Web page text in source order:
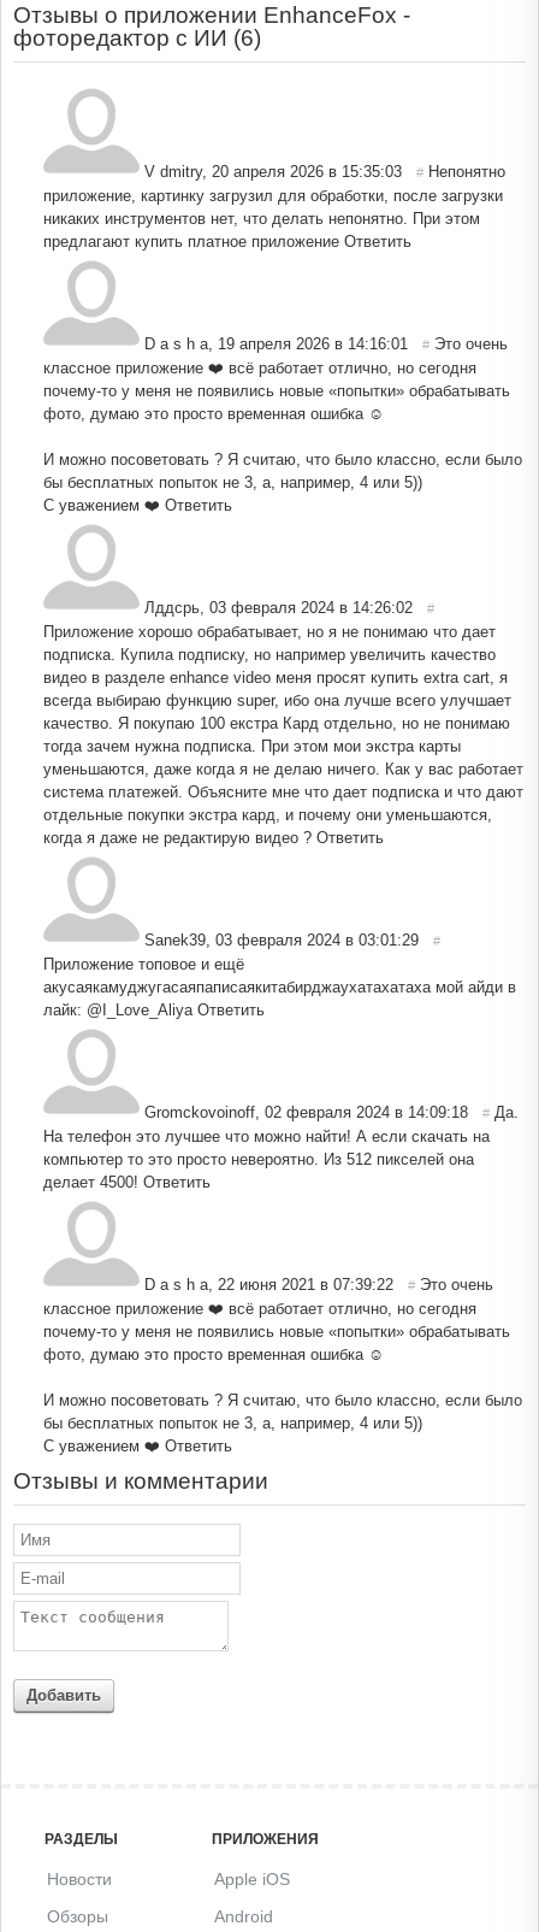
Отзывы о приложении EnhanceFox -
фоторедактор с ИИ (6)
V dmitry, 20 апреля 2026 в 15:35:03 # Непонятно
приложение, картинку загрузил для обработки, после загрузки
никаких инструментов нет, что делать непонятно. При этом
предлагают купить платное приложение Ответить
D a s h a 19 апреля 2026 в 14:16:01 # Это очень
классное приложение ❤️ всё работает отлично, но сегодня
почему-то у меня не появились новые «попытки» обрабатывать
фото, думаю это просто временная ошибка ☺️
И можно посоветовать ? Я считаю, что было классно, если было
бы бесплатных попыток не 3, а, например, 4 или 5))
С уважением ❤️ Ответить
Лддсрь 03 февраля 2024 в 14:26:02 #
Приложение хорошо обрабатывает, но я не понимаю что дает
подписка. Купила подписку, но например увеличить качество
видео в разделе enhance video меня просят купить extra cart, я
всегда выбираю функцию super, ибо она лучше всего улучшает
качество. Я покупаю 100 екстра Кард отдельно, но не понимаю
тогда зачем нужна подписка. При этом мои экстра карты
уменьшаются, даже когда я не делаю ничего. Как у вас работает
система платежей. Объясните мне что дает подписка и что дают
отдельные покупки экстра кард, и почему они уменьшаются,
когда я даже не редактирую видео ? Ответить
Sanek39 03 февраля 2024 в 03:01:29 #
Приложение топовое и ещё
акусаякамуджугасаяпаписаякитабирджаухатахатаха мой айди в
лайк: @I_Love_Aliya Ответить
Gromckovoinoff 02 февраля 2024 в 14:09:18 # Да.
На телефон это лучшее что можно найти! А если скачать на
компьютер то это просто невероятно. Из 512 пикселей она
делает 4500! Ответить
D a s h a 22 июня 2021 в 07:39:22 # Это очень
классное приложение ❤️ всё работает отлично, но сегодня
почему-то у меня не появились новые «попытки» обрабатывать
фото, думаю это просто временная ошибка ☺️
И можно посоветовать ? Я считаю, что было классно, если было
бы бесплатных попыток не 3, а, например, 4 или 5))
С уважением ❤️ Ответить
Отзывы и комментарии
Добавить
РАЗДЕЛЫ
Новости
Обзоры
ПРИЛОЖЕНИЯ
Apple iOS
Android